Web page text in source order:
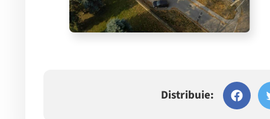
Distribuie: